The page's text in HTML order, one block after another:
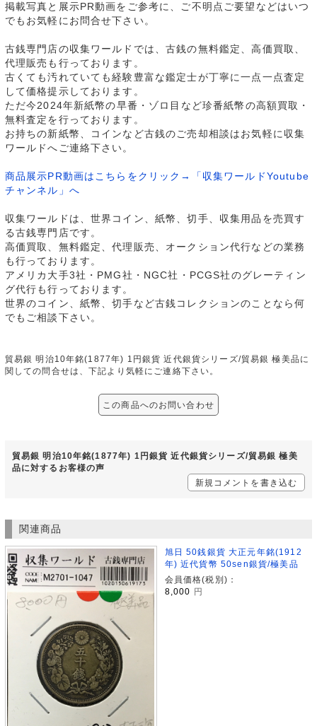
掲載写真と展示PR動画をご参考に、ご不明点ご要望などはいつ
でもお気軽にお問合せ下さい。
古銭専門店の収集ワールドでは、古銭の無料鑑定、高価買取、
代理販売も行っております。
古くても汚れていても経験豊富な鑑定士が丁寧に一点一点査定
して価格提示しております。
ただ今2024年新紙幣の早番・ゾロ目など珍番紙幣の高額買取・
無料査定を行っております。
お持ちの新紙幣、コインなど古銭のご売却相談はお気軽に収集
ワールドへご連絡下さい。
商品展示PR動画はこちらをクリック→「収集ワールドYoutube
チャンネル」へ
収集ワールドは、世界コイン、紙幣、切手、収集用品を売買す
る古銭専門店です。
高価買取、無料鑑定、代理販売、オークション代行などの業務
も行っております。
アメリカ大手3社・PMG社・NGC社・PCGS社のグレーティン
グ代行も行っております。
世界のコイン、紙幣、切手など古銭コレクションのことなら何
でもご相談下さい。
貿易銀 明治10年銘(1877年) 1円銀貨 近代銀貨シリーズ/貿易銀 極美品に
関しての問合せは、下記より気軽にご連絡下さい。
この商品へのお問い合わせ
貿易銀 明治10年銘(1877年) 1円銀貨 近代銀貨シリーズ/貿易銀 極美
品に対するお客様の声
新規コメントを書き込む
関連商品
旭日 50銭銀貨 大正元年銘(1912
年) 近代貨幣 50sen銀貨/極美品
会員価格(税別)：
8,000
円